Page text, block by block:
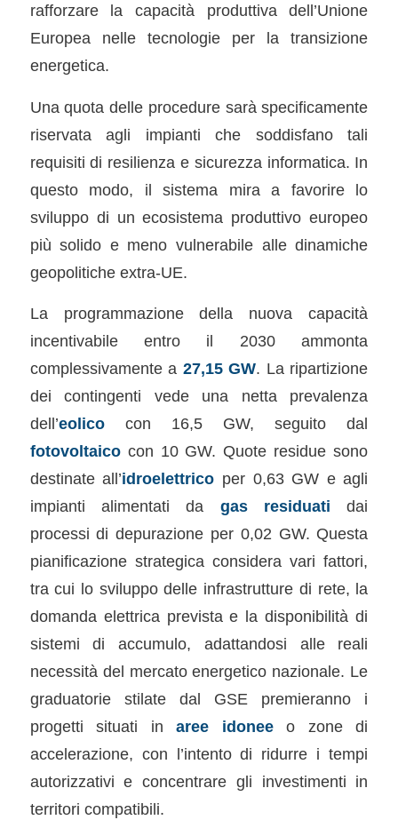
rafforzare la capacità produttiva dell’Unione
Europea nelle tecnologie per la transizione
energetica.
Una quota delle procedure sarà specificamente
riservata agli impianti che soddisfano tali
requisiti di resilienza e sicurezza informatica. In
questo modo, il sistema mira a favorire lo
sviluppo di un ecosistema produttivo europeo
più solido e meno vulnerabile alle dinamiche
geopolitiche extra-UE.
La programmazione della nuova capacità
incentivabile entro il 2030 ammonta
complessivamente a 27,15 GW. La ripartizione
dei contingenti vede una netta prevalenza
dell’eolicocon 16,5 GW, seguito dal
fotovoltaicocon 10 GW. Quote residue sono
destinate all’idroelettrico per 0,63 GW e agli
impianti alimentati da gas residuati dai
processi di depurazione per 0,02 GW. Questa
pianificazione strategica considera vari fattori,
tra cui lo sviluppo delle infrastrutture di rete, la
domanda elettrica prevista e la disponibilità di
sistemi di accumulo, adattandosi alle reali
necessità del mercato energetico nazionale. Le
graduatorie stilate dal GSE premieranno i
progetti situati inaree idoneeo zone di
accelerazione, con l’intento di ridurre i tempi
autorizzativi e concentrare gli investimenti in
territori compatibili.